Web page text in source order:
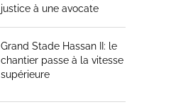
justice à une avocate
Grand Stade Hassan II: le
chantier passe à la vitesse
supérieure